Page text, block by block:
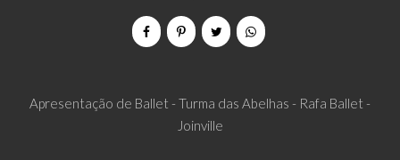
Apresentação de Ballet - Turma das Abelhas - Rafa Ballet -
Joinville